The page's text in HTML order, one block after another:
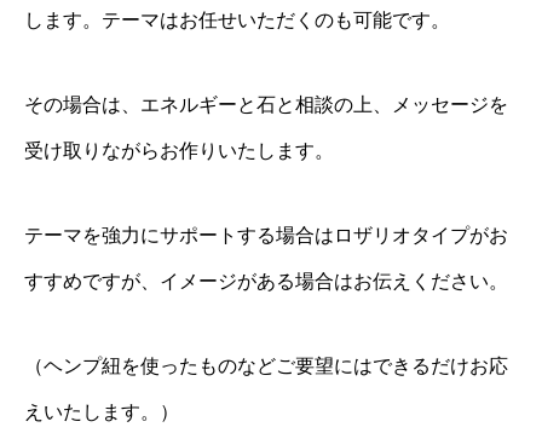
します。テーマはお任せいただくのも可能です。
その場合は、エネルギーと石と相談の上、メッセージを
受け取りながらお作りいたします。
テーマを強力にサポートする場合はロザリオタイプがお
すすめですが、イメージがある場合はお伝えください。
（ヘンプ紐を使ったものなどご要望にはできるだけお応
えいたします。）